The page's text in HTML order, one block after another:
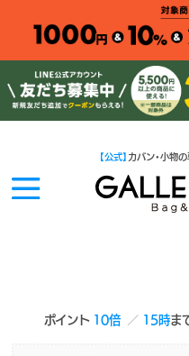
ポイント 10倍 15時ま
【公式】 カバン・小物